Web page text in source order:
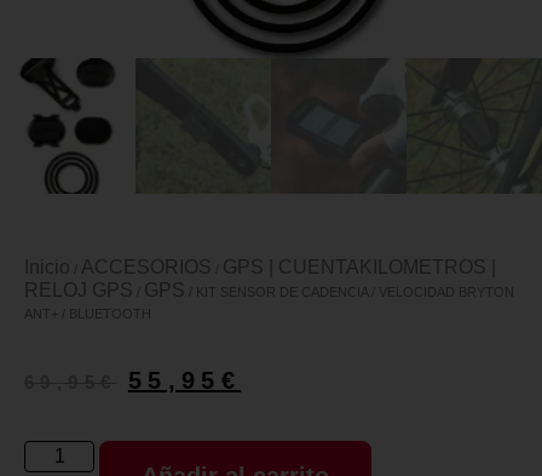
Inicio ACCESORIOS
GPS | CUENTAKILOMETROS |
RELOJ GPS
GPS / KIT SENSOR DE CADENCIA / VELOCIDAD BRYTON
ANT+ / BLUETOOTH
55,95 €